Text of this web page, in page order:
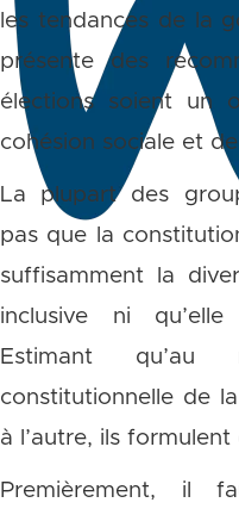
les tendances de la
présente des
élections soient un
cohésion sociale et
La plupart des
pas que la
suffisamment la
inclusive ni
Estimant
constitutionnelle de
à l’autre, ils
Premièrement, il